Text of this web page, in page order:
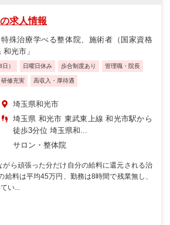
求人情報
特殊治療学べる整体院、施術者（国家資格
光市」
） 日曜日休み 歩合制度あり 管理職・院長
修充実 高収入・厚待遇
埼玉県和光市
埼玉県 和光市 東武東上線 和光市駅から
徒歩3分位 埼玉県和...
サロン・整体院
がら頑張った分だけ自分の給料に還元される治
給料は平均45万円、勤務は8時間で残業無し、
い...